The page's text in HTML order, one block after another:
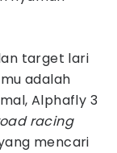
target lari
adalah
Alphafly 3
racing
mencari